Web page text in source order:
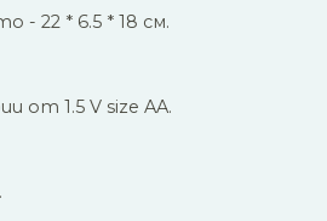
- 22 * 6.5 * 18 см.
от 1.5 V size AA.